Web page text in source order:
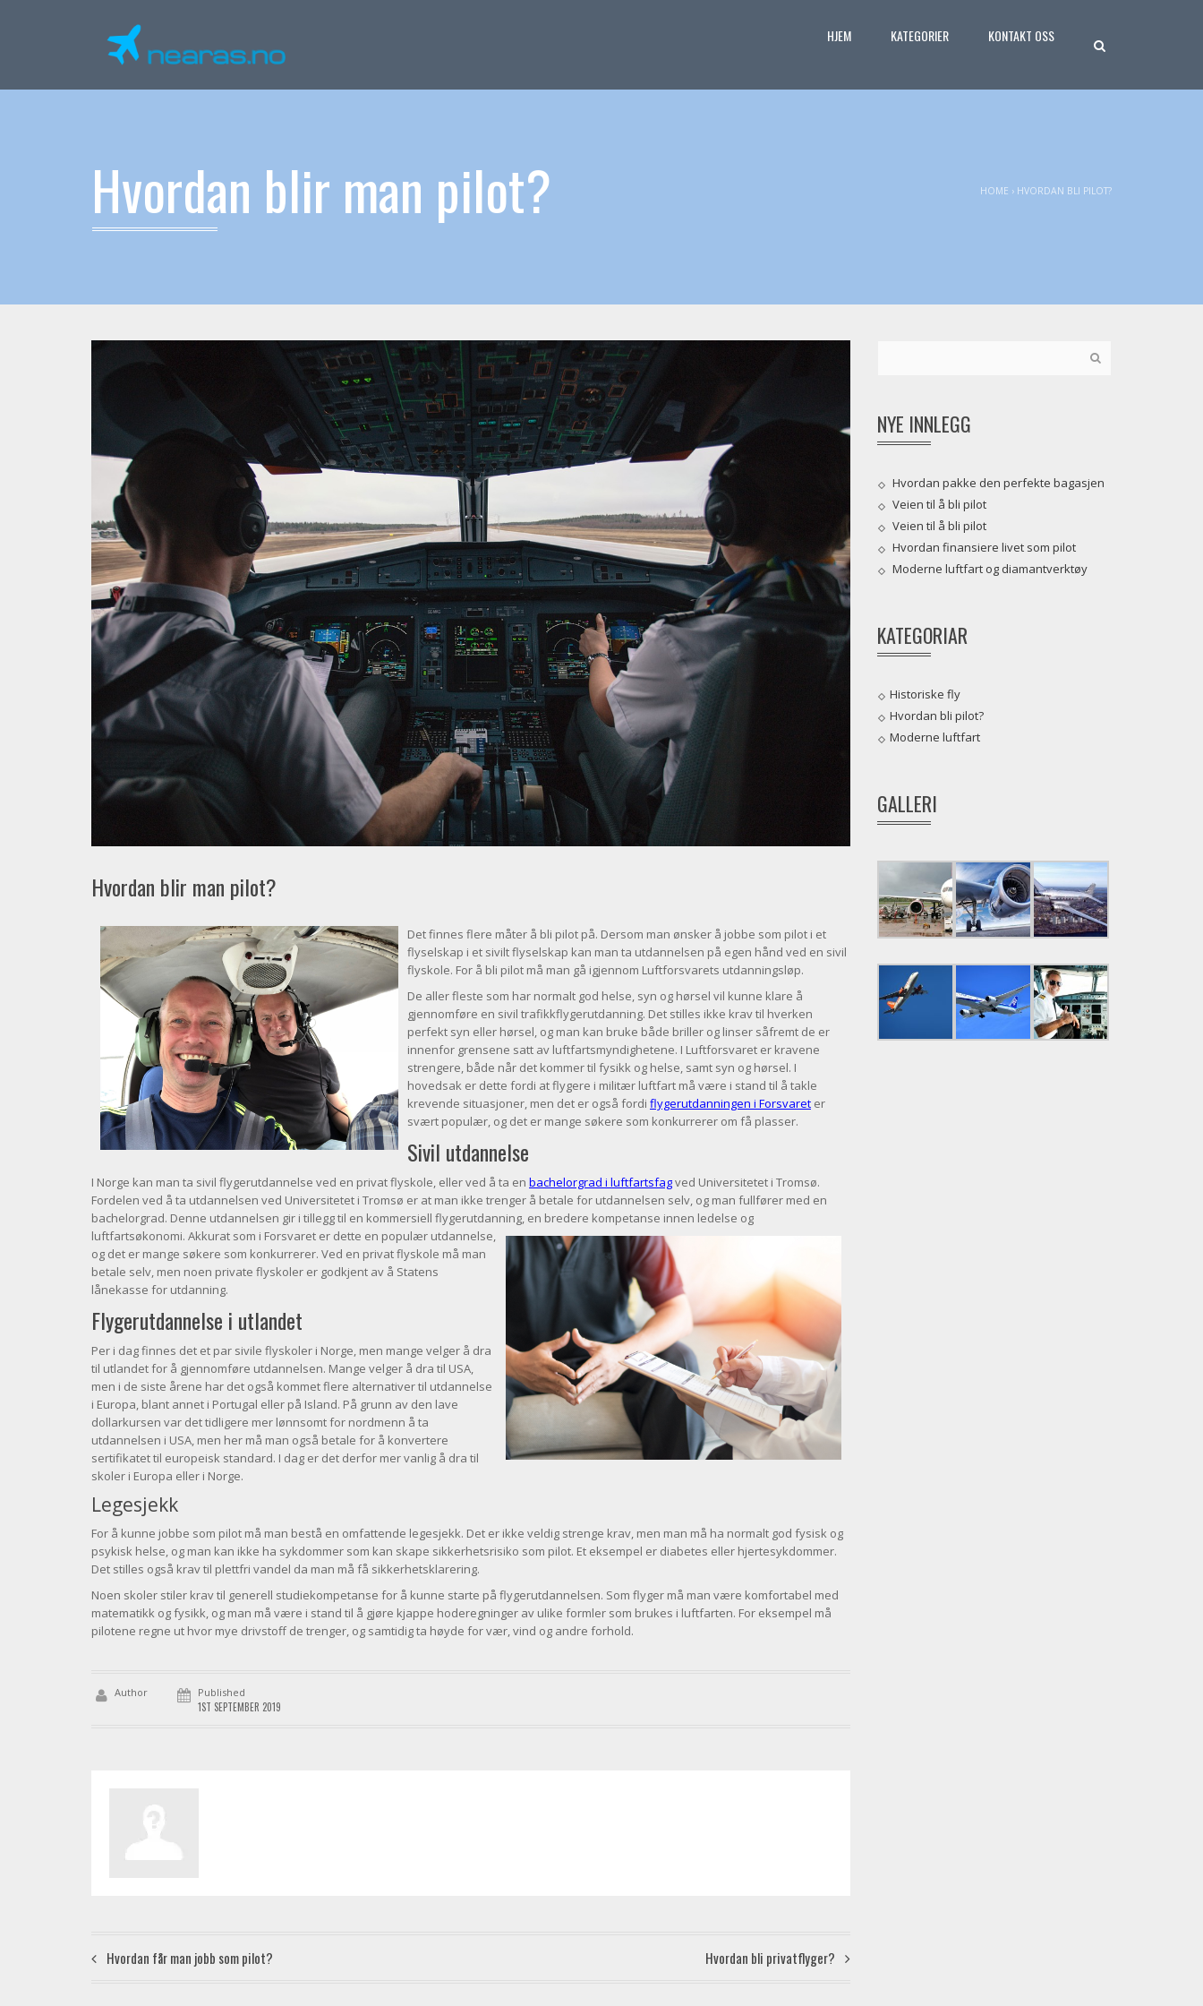
HJEM KATEGORIER KONTAKT OSS
Hvordan blir man pilot? HOME › HVORDAN BLI PILOT?
Hvordan blir man pilot?
Det finnes flere måter å bli pilot på. Dersom man ønsker å jobbe som pilot i et
flyselskap i et sivilt flyselskap kan man ta utdannelsen på egen hånd ved en sivil
flyskole. For å bli pilot må man gå igjennom Luftforsvarets utdanningsløp.
De aller fleste som har normalt god helse, syn og hørsel vil kunne klare å
gjennomføre en sivil trafikkflygerutdanning. Det stilles ikke krav til hverken
perfekt syn eller hørsel, og man kan bruke både briller og linser såfremt de er
innenfor grensene satt av luftfartsmyndighetene. I Luftforsvaret er kravene
strengere, både når det kommer til fysikk og helse, samt syn og hørsel. I
hovedsak er dette fordi at flygere i militær luftfart må være i stand til å takle
krevende situasjoner, men det er også fordi flygerutdanningen i Forsvareter
svært populær, og det er mange søkere som konkurrerer om få plasser.
Sivil utdannelse
I Norge kan man ta sivil flygerutdannelse ved en privat flyskole, eller ved å ta en bachelorgrad i luftfartsfagved Universitetet i Tromsø.
Fordelen ved å ta utdannelsen ved Universitetet i Tromsø er at man ikke trenger å betale for utdannelsen selv, og man fullfører med en
bachelorgrad. Denne utdannelsen gir i tillegg til en kommersiell flygerutdanning, en bredere kompetanse innen ledelse og
luftfartsøkonomi. Akkurat som i Forsvaret er dette en populær utdannelse,
og det er mange søkere som konkurrerer. Ved en privat flyskole må man
betale selv, men noen private flyskoler er godkjent av å Statens
lånekasse for utdanning.
Flygerutdannelse i utlandet
Per i dag finnes det et par sivile flyskoler i Norge, men mange velger å dra
til utlandet for å gjennomføre utdannelsen. Mange velger å dra til USA,
men i de siste årene har det også kommet flere alternativer til utdannelse
i Europa, blant annet i Portugal eller på Island. På grunn av den lave
dollarkursen var det tidligere mer lønnsomt for nordmenn å ta
utdannelsen i USA, men her må man også betale for å konvertere
sertifikatet til europeisk standard. I dag er det derfor mer vanlig å dra til
skoler i Europa eller i Norge.
Legesjekk
For å kunne jobbe som pilot må man bestå en omfattende legesjekk. Det er ikke veldig strenge krav, men man må ha normalt god fysisk og
psykisk helse, og man kan ikke ha sykdommer som kan skape sikkerhetsrisiko som pilot. Et eksempel er diabetes eller hjertesykdommer.
Det stilles også krav til plettfri vandel da man må få sikkerhetsklarering.
Noen skoler stiler krav til generell studiekompetanse for å kunne starte på flygerutdannelsen. Som flyger må man være komfortabel med
matematikk og fysikk, og man må være i stand til å gjøre kjappe hoderegninger av ulike formler som brukes i luftfarten. For eksempel må
pilotene regne ut hvor mye drivstoff de trenger, og samtidig ta høyde for vær, vind og andre forhold.
Author Published
1ST SEPTEMBER 2019
Hvordan får man jobb som pilot? Hvordan bli privatflyger?
NYE INNLEGG
Hvordan pakke den perfekte bagasjen
Veien til å bli pilot
Veien til å bli pilot
Hvordan finansiere livet som pilot
Moderne luftfart og diamantverktøy
KATEGORIAR
Historiske fly
Hvordan bli pilot?
Moderne luftfart
GALLERI